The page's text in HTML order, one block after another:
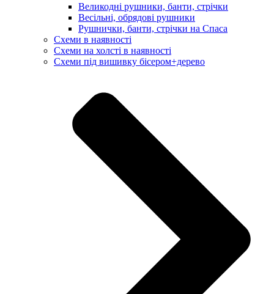
Великодні рушники, банти, стрічки
Весільні, обрядові рушники
Рушнички, банти, стрічки на Спаса
Схеми в наявності
Схеми на холсті в наявності
Схеми під вишивку бісером+дерево